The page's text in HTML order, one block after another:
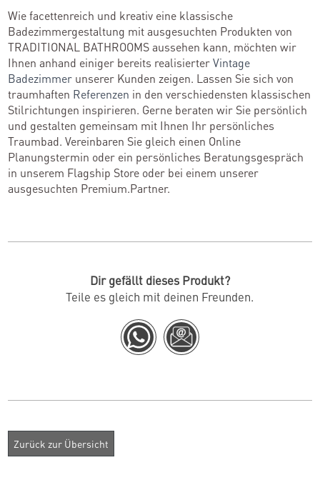
Wie facettenreich und kreativ eine klassische
Badezimmergestaltung mit ausgesuchten Produkten von
TRADITIONAL BATHROOMS aussehen kann, möchten wir
Ihnen anhand einiger bereits realisierterVintage
Badezimmer unserer Kunden zeigen. Lassen Sie sich von
traumhaften Referenzen in den verschiedensten klassischen
Stilrichtungen inspirieren. Gerne beraten wir Sie persönlich
und gestalten gemeinsam mit Ihnen Ihr persönliches
Traumbad. Vereinbaren Sie gleich einen Online
Planungstermin oder ein persönliches Beratungsgespräch
in unserem Flagship Store oder bei einem unserer
ausgesuchten Premium.Partner.
Dir gefällt dieses Produkt?
Teile es gleich mit deinen Freunden.